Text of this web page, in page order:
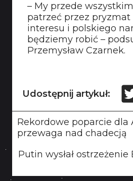
– My przede
patrzeć przez pryzmat
interesu i polskiego
będziemy robić –
Przemysław Czarnek.
Udostępnij artykuł:
Rekordowe poparcie dla
przewaga nad chadecją
Putin wysłał ostrzeżenie